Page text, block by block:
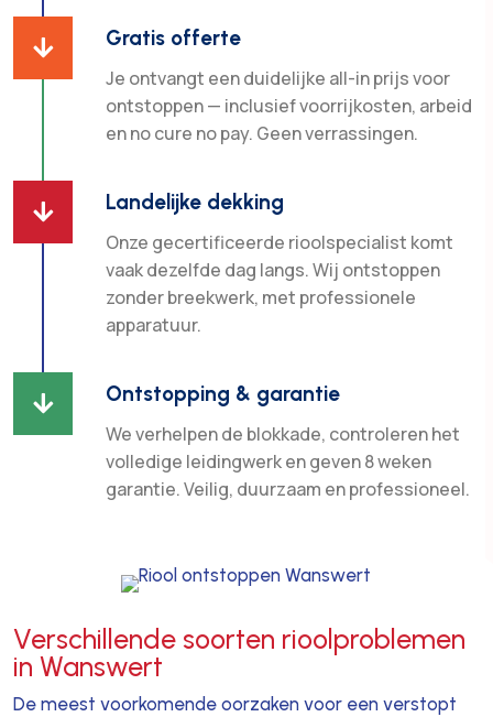
 Gratis offerte
Je ontvangt een duidelijke all-in prijs voor
ontstoppen — inclusief voorrijkosten, arbeid
en no cure no pay. Geen verrassingen.
 Landelijke dekking
Onze gecertificeerde rioolspecialist komt
vaak dezelfde dag langs. Wij ontstoppen
zonder breekwerk, met professionele
apparatuur.
 Ontstopping & garantie
We verhelpen de blokkade, controleren het
volledige leidingwerk en geven 8 weken
garantie. Veilig, duurzaam en professioneel.
Verschillende soorten rioolproblemen
in Wanswert
De meest voorkomende oorzaken voor een verstopt